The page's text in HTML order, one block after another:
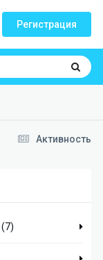
Регистрация
Активность
(7)